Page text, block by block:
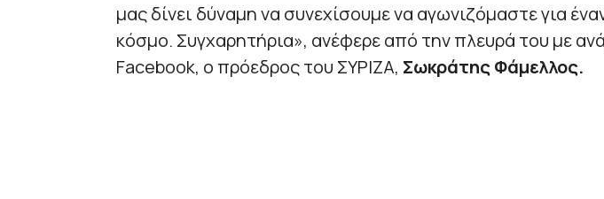
μας δίνει δύναμη να συνεχίσουμε να αγωνιζόμαστε για
κόσμο. Συγχαρητήρια», ανέφερε από την πλευρά του με
Facebook, o πρόεδρος του ΣΥΡΙΖΑ, Σωκράτης Φάμελλος.